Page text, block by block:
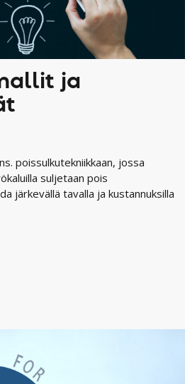
ja
poissulkutekniikkaan, jossa
suljetaan pois
järkevällä tavalla ja kustannuksilla